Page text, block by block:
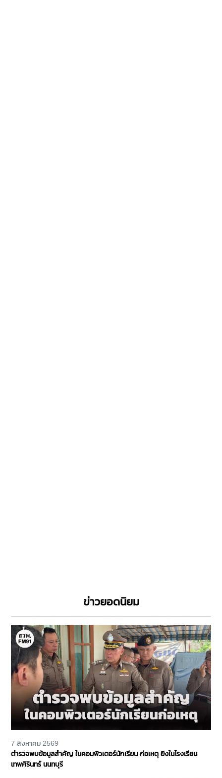
ข่าวยอดนิยม
7 สิงหาคม 2569
ตำรวจพบข้อมูลสำคัญ ในคอมพิวเตอร์นักเรียน ก่อเหตุ ยิงในโรงเรียน
เทพศิรินทร์ นนทบุรี